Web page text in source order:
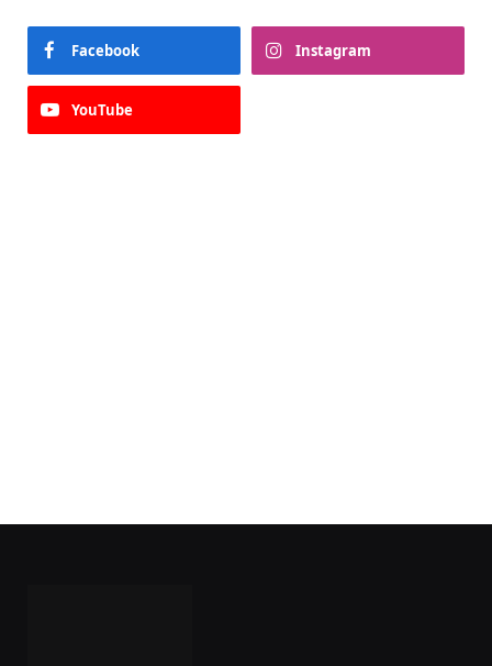
Facebook Instagram
YouTube